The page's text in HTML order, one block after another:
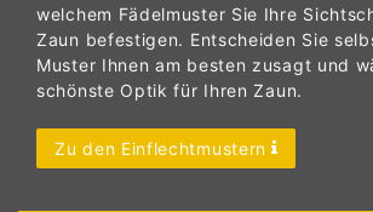
welchem Fädelmuster Sie Ihre
Zaun befestigen. Entscheiden Sie
Muster Ihnen am besten zusagt und
schönste Optik für Ihren Zaun.
Zu den Einflechtmustern